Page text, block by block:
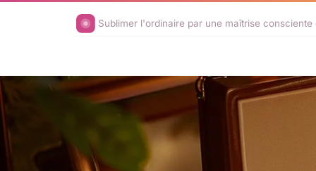
Sublimer l'ordinaire par une maîtrise